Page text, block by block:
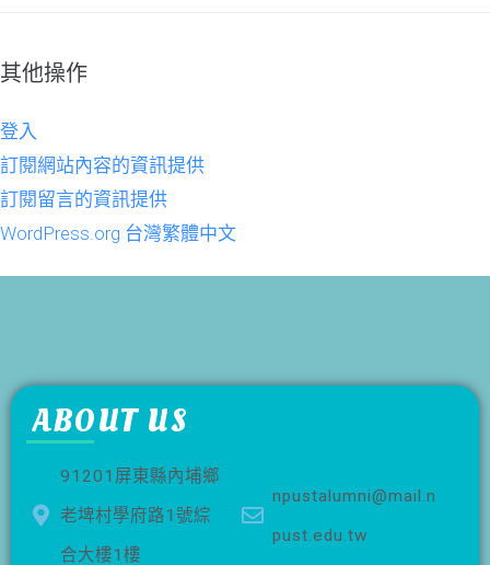
其他操作
登入
訂閱網站內容的資訊提供
訂閱留言的資訊提供
WordPress.org 台灣繁體中文
ABOUT US
91201屏東縣內埔鄉
老埤村學府路1號綜
合大樓1樓
npustalumni@mail.n
pust.edu.tw